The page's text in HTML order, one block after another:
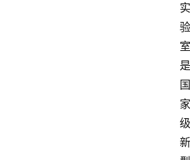
实
验
室
是
国
家
级
新